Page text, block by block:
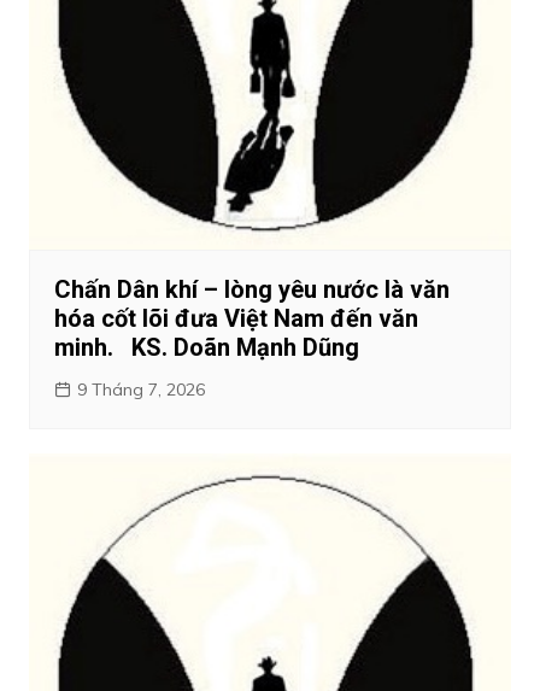
Chấn Dân khí – lòng yêu nước là văn
hóa cốt lõi đưa Việt Nam đến văn
minh. KS. Doãn Mạnh Dũng
9 Tháng 7, 2026